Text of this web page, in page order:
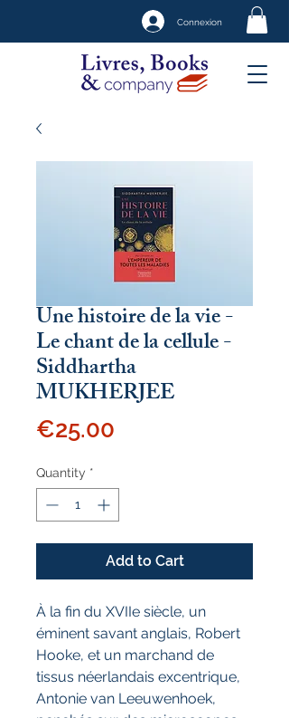
Connexion
Une histoire de la vie -
Le chant de la cellule -
Siddhartha
MUKHERJEE
€25.00
Quantity *
Add to Cart
À la fin du XVIIe siècle, un
éminent savant anglais, Robert
Hooke, et un marchand de
tissus néerlandais excentrique,
Antonie van Leeuwenhoek,